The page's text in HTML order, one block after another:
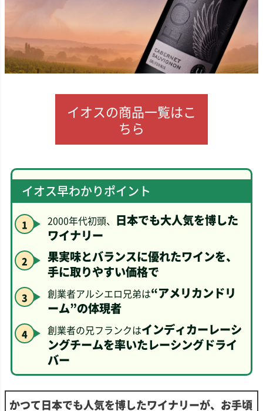
イオスの商品一覧はこ
ちら
イオス早わかりポイント
2000年代初頭、 日本でも大人気を博した
ワイナリー
果実味とバランスに優れたワインを、
手に取りやすい価格で
創業者アルシエロ兄弟は“アメリカンドリ
ーム”の体現者
創業者の兄フランクはインディカーレーシ
ングチームを率いたレーシングドライ
バー
かつて日本でも人気を博したワイナリーが、お手頃